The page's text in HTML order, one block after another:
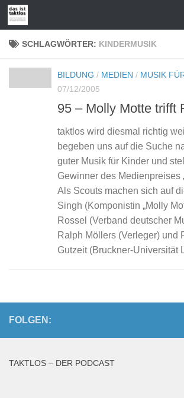
Zum Inhalt springen
SCHLAGWÖRTER: KINDERMUSIK
BILDUNG / MEDIEN / MUSIK
07/12/2005
95 – Molly Motte trifft
taktlos wird diesmal richtig
begeben uns auf die Suche
guter Musik für Kinder und
Gewinner des Medienpreises
Als Scouts machen sich auf
Singh (Komponistin „Molly
Rossel (Verband deutscher
Ralph Möllers (Verleger) und
Gutzeit (Bruckner-Universität
FOLGEN:
TAKTLOS – DER PODCAST